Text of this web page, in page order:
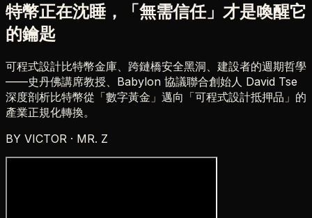
特幣正在沈睡，「無需信任」才是喚醒它
的鑰匙
可程式設計比特幣金庫、跨鏈橋安全黑洞、建設者的週期哲學
——史丹佛講席教授、Babylon 協議聯合創始人 David Tse
深度剖析比特幣從「數字黃金」邁向「可程式設計抵押品」的
產業正規化轉換。
BY VICTOR · MR. Z